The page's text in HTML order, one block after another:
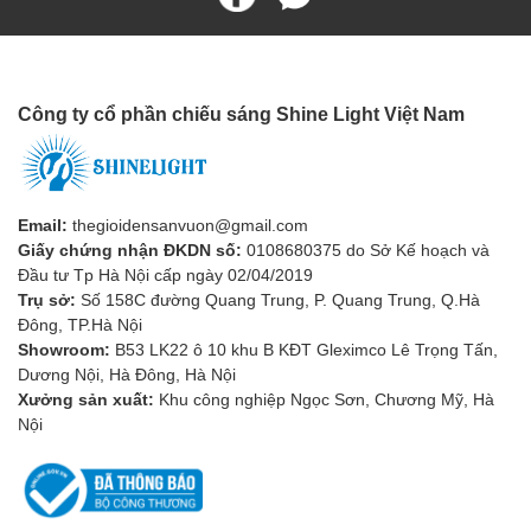
Lý do nên mua đèn tại
Shine Light
Shine Lighttự hào là nhà lắp đặt và phân phối các thiết bị chiếu
sáng chính hãng, chất lượng tại thị trường Việt Nam. Luôn cam
kết:
Công ty cổ phần chiếu sáng Shine Light Việt Nam
Email: thegioidensanvuon@gmail.com
Giấy chứng nhận ĐKDN số: 0108680375 do Sở Kế hoạch và
Đầu tư Tp Hà Nội cấp ngày 02/04/2019
Trụ sở: Số 158C đường Quang Trung, P. Quang Trung, Q.Hà
Đông, TP.Hà Nội
Showroom: B53 LK22 ô 10 khu B KĐT Gleximco Lê Trọng Tấn,
Dương Nội, Hà Đông, Hà Nội
Xưởng sản xuất: Khu công nghiệp Ngọc Sơn, Chương Mỹ, Hà
Nội